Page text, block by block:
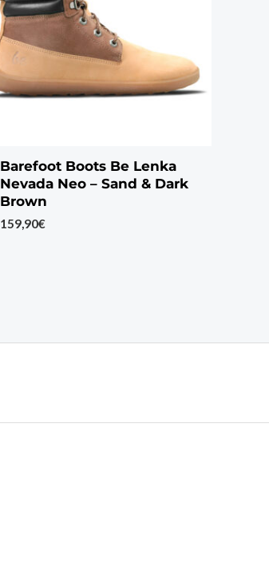
Barefoot Boots Be Lenka
Nevada Neo – Sand & Dark
Brown
159,90€